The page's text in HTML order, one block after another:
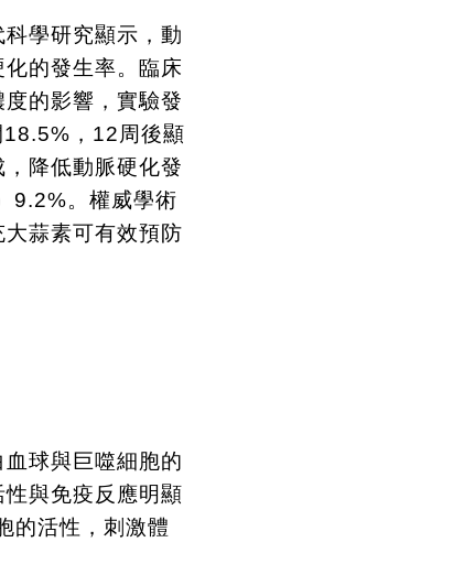
學研究顯示，動
的發生率。臨床
的影響，實驗發
18.5% ， 12周後顯
降低動脈硬化發
9.2%。權威學術
蒜素可有效預防
球與巨噬細胞的
與免疫反應明顯
的活性，刺激體